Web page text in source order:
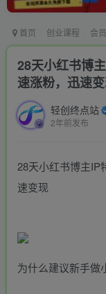
首页 创业课程 会
28天小红书博
速涨粉，迅速
轻创终点站
2年前发布
28天小红书博主IP
速变现
为什么建议新手做